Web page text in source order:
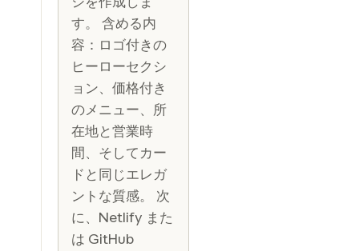
す。 含める内
容：ロゴ付きの
ヒーローセクシ
ョン、価格付き
のメニュー、所
在地と営業時
間、そしてカー
ドと同じエレガ
ントな質感。 次
に、Netlify また
は GitHub